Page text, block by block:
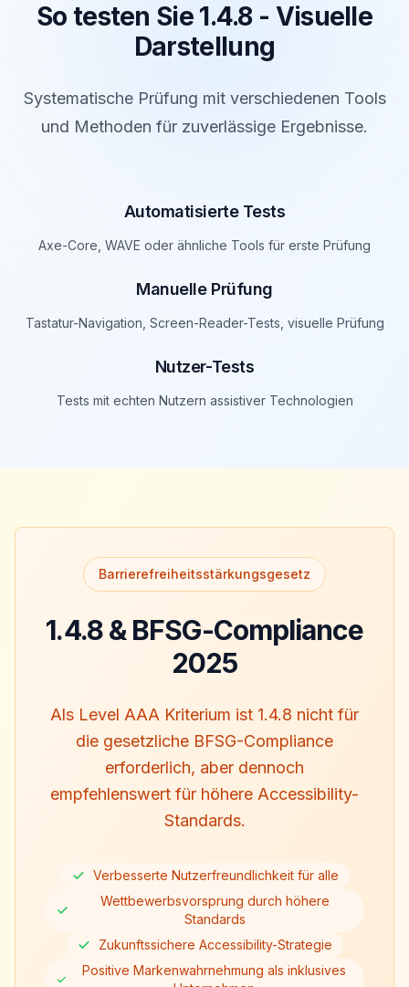
So testen Sie 1.4.8 - Visuelle
Darstellung
Systematische Prüfung mit verschiedenen Tools
und Methoden für zuverlässige Ergebnisse.
Automatisierte Tests
Axe-Core, WAVE oder ähnliche Tools für erste Prüfung
Manuelle Prüfung
Tastatur-Navigation, Screen-Reader-Tests, visuelle Prüfung
Nutzer-Tests
Tests mit echten Nutzern assistiver Technologien
Barrierefreiheitsstärkungsgesetz
1.4.8 & BFSG-Compliance
2025
Als Level AAA Kriterium ist 1.4.8 nicht für
die gesetzliche BFSG-Compliance
erforderlich, aber dennoch
empfehlenswert für höhere Accessibility-
Standards.
Verbesserte Nutzerfreundlichkeit für alle
Wettbewerbsvorsprung durch höhere
Standards
Zukunftssichere Accessibility-Strategie
Positive Markenwahrnehmung als inklusives